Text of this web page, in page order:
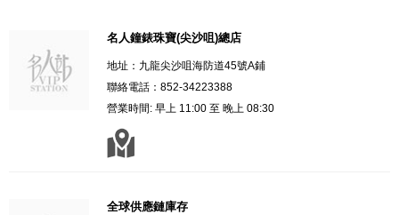
名人鐘錶珠寶(尖沙咀)總店
地址：九龍尖沙咀海防道45號A鋪
聯絡電話：852-34223388
營業時間: 早上 11:00 至 晚上 08:30
全球供應鏈庫存